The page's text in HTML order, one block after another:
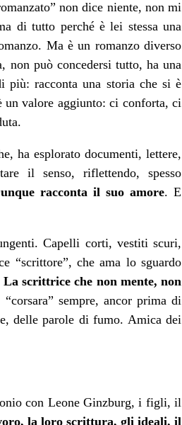
non dice niente, non mi
di tutto perché è lei stessa una
Ma è un romanzo diverso
può concedersi tutto, ha una
più: racconta una storia che si è
un valore aggiunto: ci conforta, ci
ha esplorato documenti, lettere,
il senso, riflettendo, spesso
racconta il suo amore. E
Capelli corti, vestiti scuri,
“scrittore”, che ama lo sguardo
La scrittrice che non mente, non
sempre, ancor prima di
delle parole di fumo. Amica dei
con Leone Ginzburg, i figli, il
la loro scrittura, gli ideali, il